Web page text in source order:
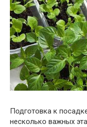
Подготовка к
несколько важных